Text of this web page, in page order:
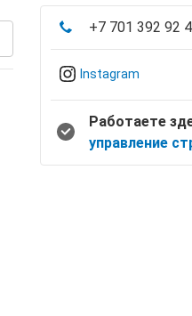
+7 701 392 92
Instagram
Работаете
управление